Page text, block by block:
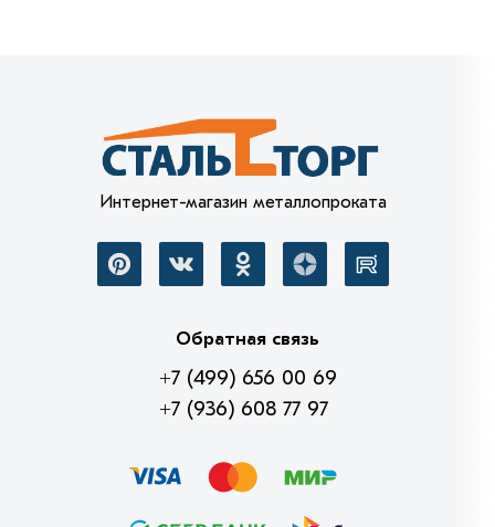
Интернет-магазин металлопроката
Обратная связь
+7 (499) 656 00 69
+7 (936) 608 77 97